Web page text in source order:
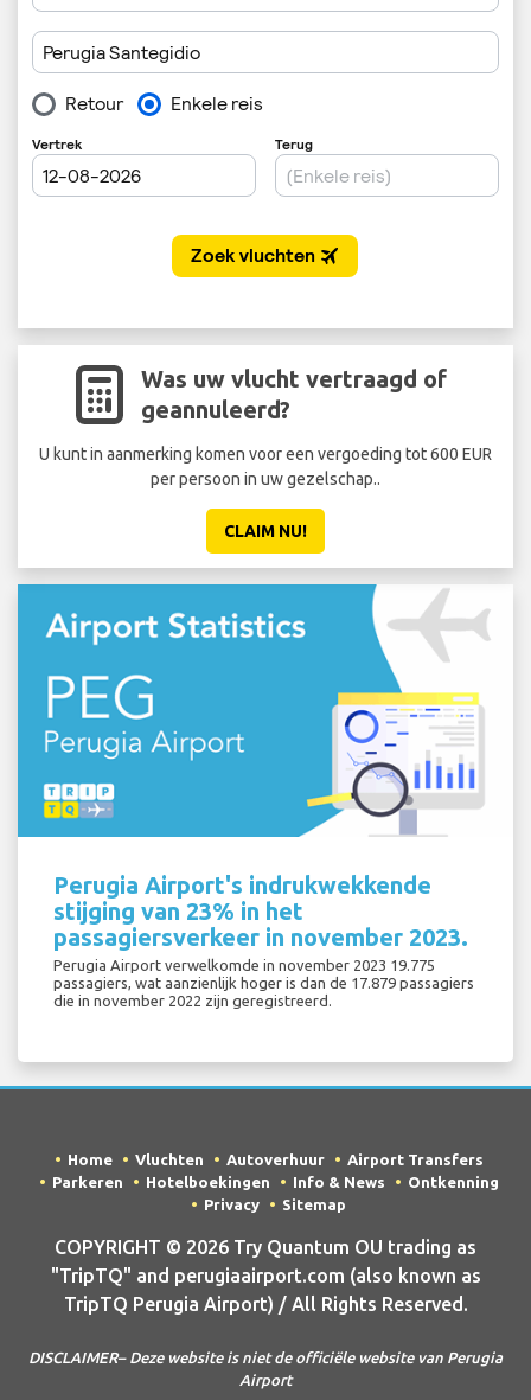
Was uw vlucht vertraagd of
geannuleerd?
U kunt in aanmerking komen voor een vergoeding tot 600 EUR
per persoon in uw gezelschap..
CLAIM NU!
Perugia Airport's indrukwekkende
stijging van 23% in het
passagiersverkeer in november 2023.
Perugia Airport verwelkomde in november 2023 19.775
passagiers, wat aanzienlijk hoger is dan de 17.879 passagiers
die in november 2022 zijn geregistreerd.
Home Vluchten Autoverhuur
Airport Transfers
Parkeren
Hotelboekingen Info & News
Ontkenning
Privacy
Sitemap
COPYRIGHT © 2026 Try Quantum OU trading as
"TripTQ" and perugiaairport.com (also known as
TripTQ Perugia Airport) / All Rights Reserved.
DISCLAIMER– Deze website is niet de officiële website van Perugia
Airport